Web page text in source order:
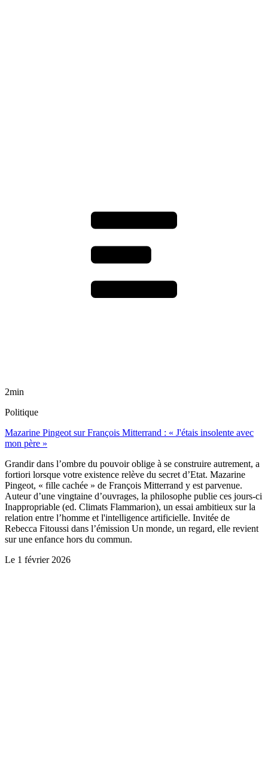
2min
Politique
Mazarine Pingeot sur François Mitterrand : « J'étais insolente avec
mon père »
Grandir dans l’ombre du pouvoir oblige à se construire autrement, a
fortiori lorsque votre existence relève du secret d’Etat. Mazarine
Pingeot, « fille cachée » de François Mitterrand y est parvenue.
Auteur d’une vingtaine d’ouvrages, la philosophe publie ces jours-ci
Inappropriable (ed. Climats Flammarion), un essai ambitieux sur la
relation entre l’homme et l'intelligence artificielle. Invitée de
Rebecca Fitoussi dans l’émission Un monde, un regard, elle revient
sur une enfance hors du commun.
Le 1 février 2026